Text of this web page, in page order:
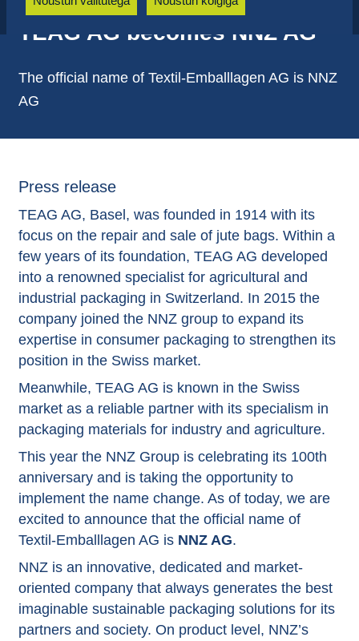
TEAG AG becomes NNZ AG
The official name of Textil-Emballlagen AG is NNZ
AG
Press release
TEAG AG, Basel, was founded in 1914 with its
focus on the repair and sale of jute bags. Within a
few years of its foundation, TEAG AG developed
into a renowned specialist for agricultural and
industrial packaging in Switzerland. In 2015 the
company joined the NNZ group to expand its
expertise in consumer packaging to strengthen its
position in the Swiss market.
Meanwhile, TEAG AG is known in the Swiss
market as a reliable partner with its specialism in
packaging materials for industry and agriculture.
This year the NNZ Group is celebrating its 100th
anniversary and is taking the opportunity to
implement the name change. As of today, we are
excited to announce that the official name of
Textil-Emballlagen AG is NNZ AG.
NNZ is an innovative, dedicated and market-
oriented company that always generates the best
imaginable sustainable packaging solutions for its
partners and society. On product level, NNZ’s